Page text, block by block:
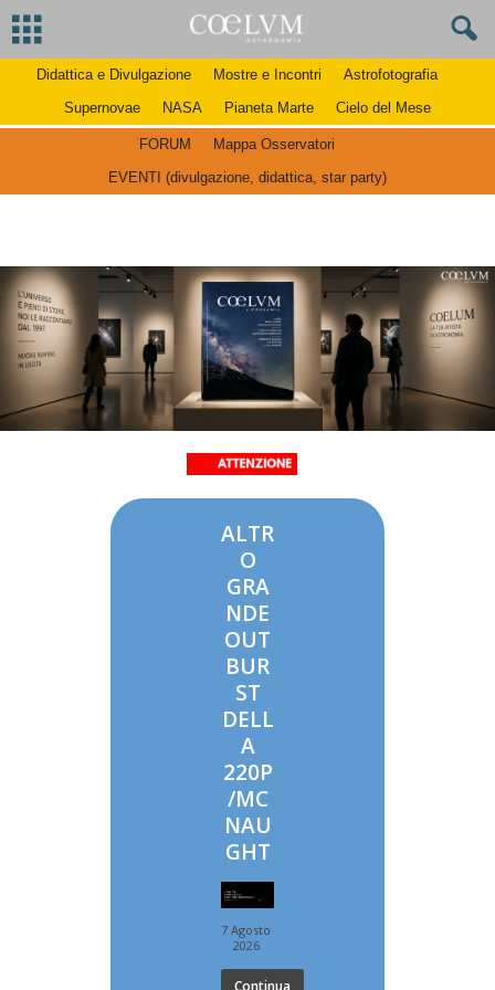
Didattica e Divulgazione Mostre e Incontri
Astrofotografia
Supernovae
NASA Pianeta Marte Cielo del Mese
FORUM
Mappa Osservatori
EVENTI (divulgazione, didattica, star party)
ALTR
O
GRA
NDE
OUT
BUR
ST
DELL
A
220P
/MC
NAU
GHT
7 Agosto
2026
Continua